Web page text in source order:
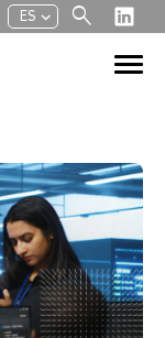
ESchevron_left search
Botón de